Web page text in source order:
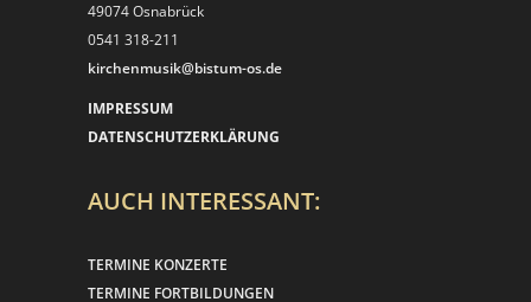
49074 Osnabrück
0541 318-211
kirchenmusik@bistum-os.de
IMPRESSUM
DATENSCHUTZERKLÄRUNG
AUCH INTERESSANT:
TERMINE KONZERTE
TERMINE FORTBILDUNGEN